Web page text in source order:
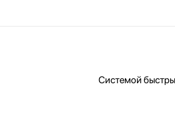
Системой